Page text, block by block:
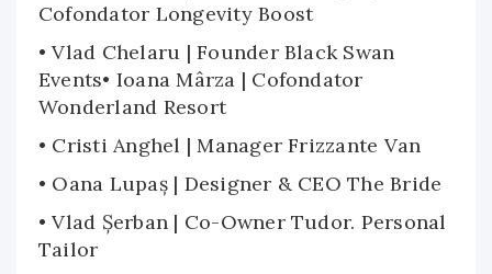
Cofondator Longevity Boost
• Vlad Chelaru | Founder Black Swan
Events• Ioana Mârza | Cofondator
Wonderland Resort
• Cristi Anghel | Manager Frizzante Van
• Oana Lupaș | Designer & CEO The Bride
• Vlad Șerban | Co-Owner Tudor. Personal
Tailor